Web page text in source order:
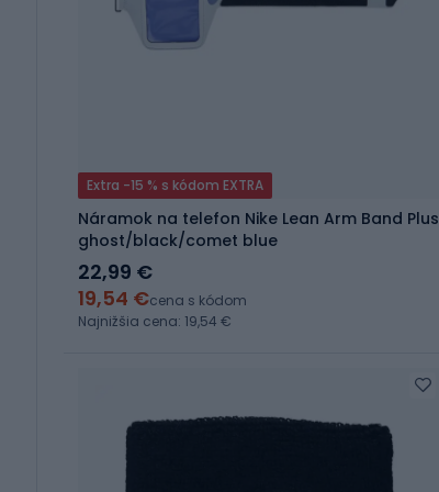
Extra -15 % s kódom EXTRA
Náramok na telefon Nike Lean Arm Band Plus
ghost/black/comet blue
22,99 €
19,54 €cena s kódom
Najnižšia cena: 19,54 €